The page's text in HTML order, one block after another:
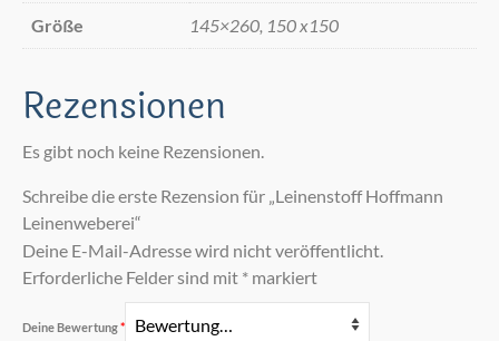
Größe 145×260, 150 x150
Rezensionen
Es gibt noch keine Rezensionen.
Schreibe die erste Rezension für „Leinenstoff Hoffmann
Leinenweberei“
Deine E-Mail-Adresse wird nicht veröffentlicht.
Erforderliche Felder sind mit * markiert
Deine Bewertung*